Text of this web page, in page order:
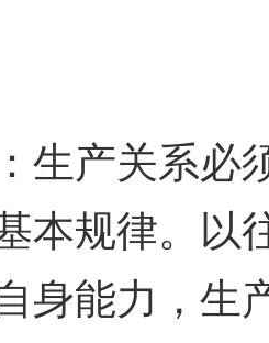
产关系必
本规律。以
身能力，生